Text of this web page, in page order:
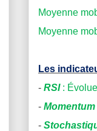
Moyenne
Moyenne
Les
- RSI:
- Momentum
-